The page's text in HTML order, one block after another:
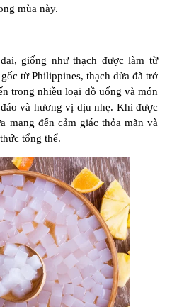
mùa này.
giống như thạch được làm từ
từ Philippines, thạch dừa đã trở
trong nhiều loại đồ uống và món
và hương vị dịu nhẹ. Khi được
mang đến cảm giác thỏa mãn và
tổng thể.